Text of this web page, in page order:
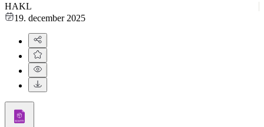
HAKL
19. december 2025